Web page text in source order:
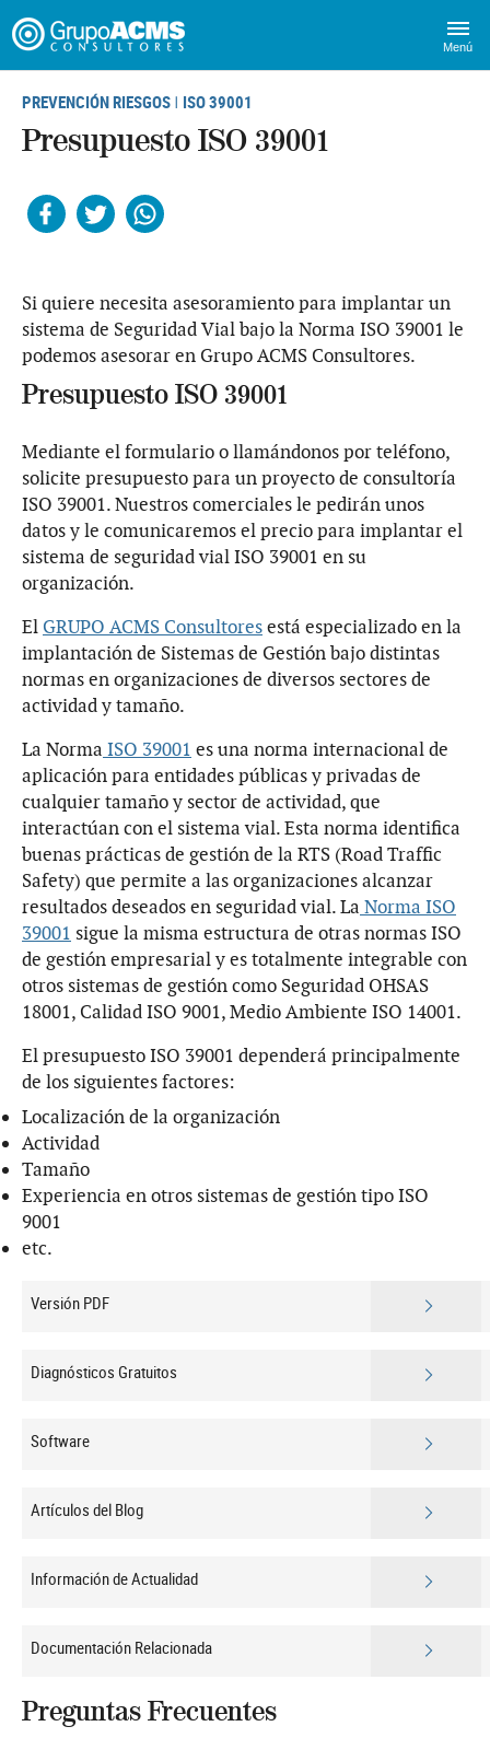
Menú
PREVENCIÓN RIESGOS | ISO 39001
Presupuesto ISO 39001
Si quiere necesita asesoramiento para implantar un
sistema de Seguridad Vial bajo la Norma ISO 39001 le
podemos asesorar en Grupo ACMS Consultores.
Presupuesto ISO 39001
Mediante el formulario o llamándonos por teléfono,
solicite presupuesto para un proyecto de consultoría
ISO 39001. Nuestros comerciales le pedirán unos
datos y le comunicaremos el precio para implantar el
sistema de seguridad vial ISO 39001 en su
organización.
El GRUPO ACMS Consultoresestá especializado en la
implantación de Sistemas de Gestión bajo distintas
normas en organizaciones de diversos sectores de
actividad y tamaño.
La Norma ISO 39001 es una norma internacional de
aplicación para entidades públicas y privadas de
cualquier tamaño y sector de actividad, que
interactúan con el sistema vial. Esta norma identifica
buenas prácticas de gestión de la RTS (Road Traffic
Safety) que permite a las organizaciones alcanzar
resultados deseados en seguridad vial. La Norma ISO
39001 sigue la misma estructura de otras normas ISO
de gestión empresarial y es totalmente integrable con
otros sistemas de gestión como Seguridad OHSAS
18001, Calidad ISO 9001, Medio Ambiente ISO 14001.
El presupuesto ISO 39001 dependerá principalmente
de los siguientes factores:
Localización de la organización
Actividad
Tamaño
Experiencia en otros sistemas de gestión tipo ISO
9001
etc.
Versión PDF
Diagnósticos Gratuitos
Software
Artículos del Blog
Información de Actualidad
Documentación Relacionada
Preguntas Frecuentes